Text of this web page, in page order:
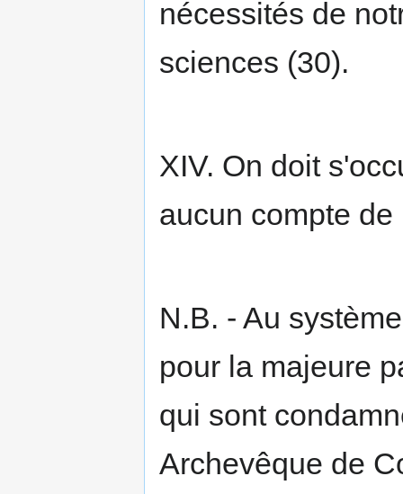
nécessités de
sciences (30).
XIV. On doit
aucun compte
N.B. - Au
pour la majeure
qui sont
Archevêque de